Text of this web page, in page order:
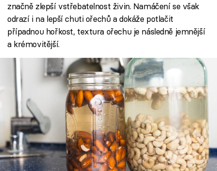
značně zlepší vstřebatelnost živin. Namáčení se však
odrazí i na lepší chuti ořechů a dokáže potlačit
případnou hořkost, textura ořechu je následně jemnější
a krémovitější.